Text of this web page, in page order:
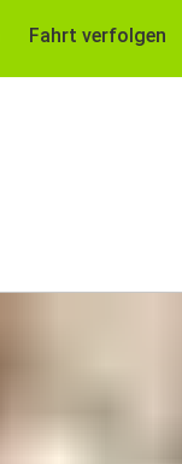
Fahrt verfolgen